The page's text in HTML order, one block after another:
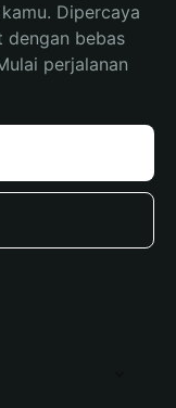
Dipercaya
dengan bebas
perjalanan